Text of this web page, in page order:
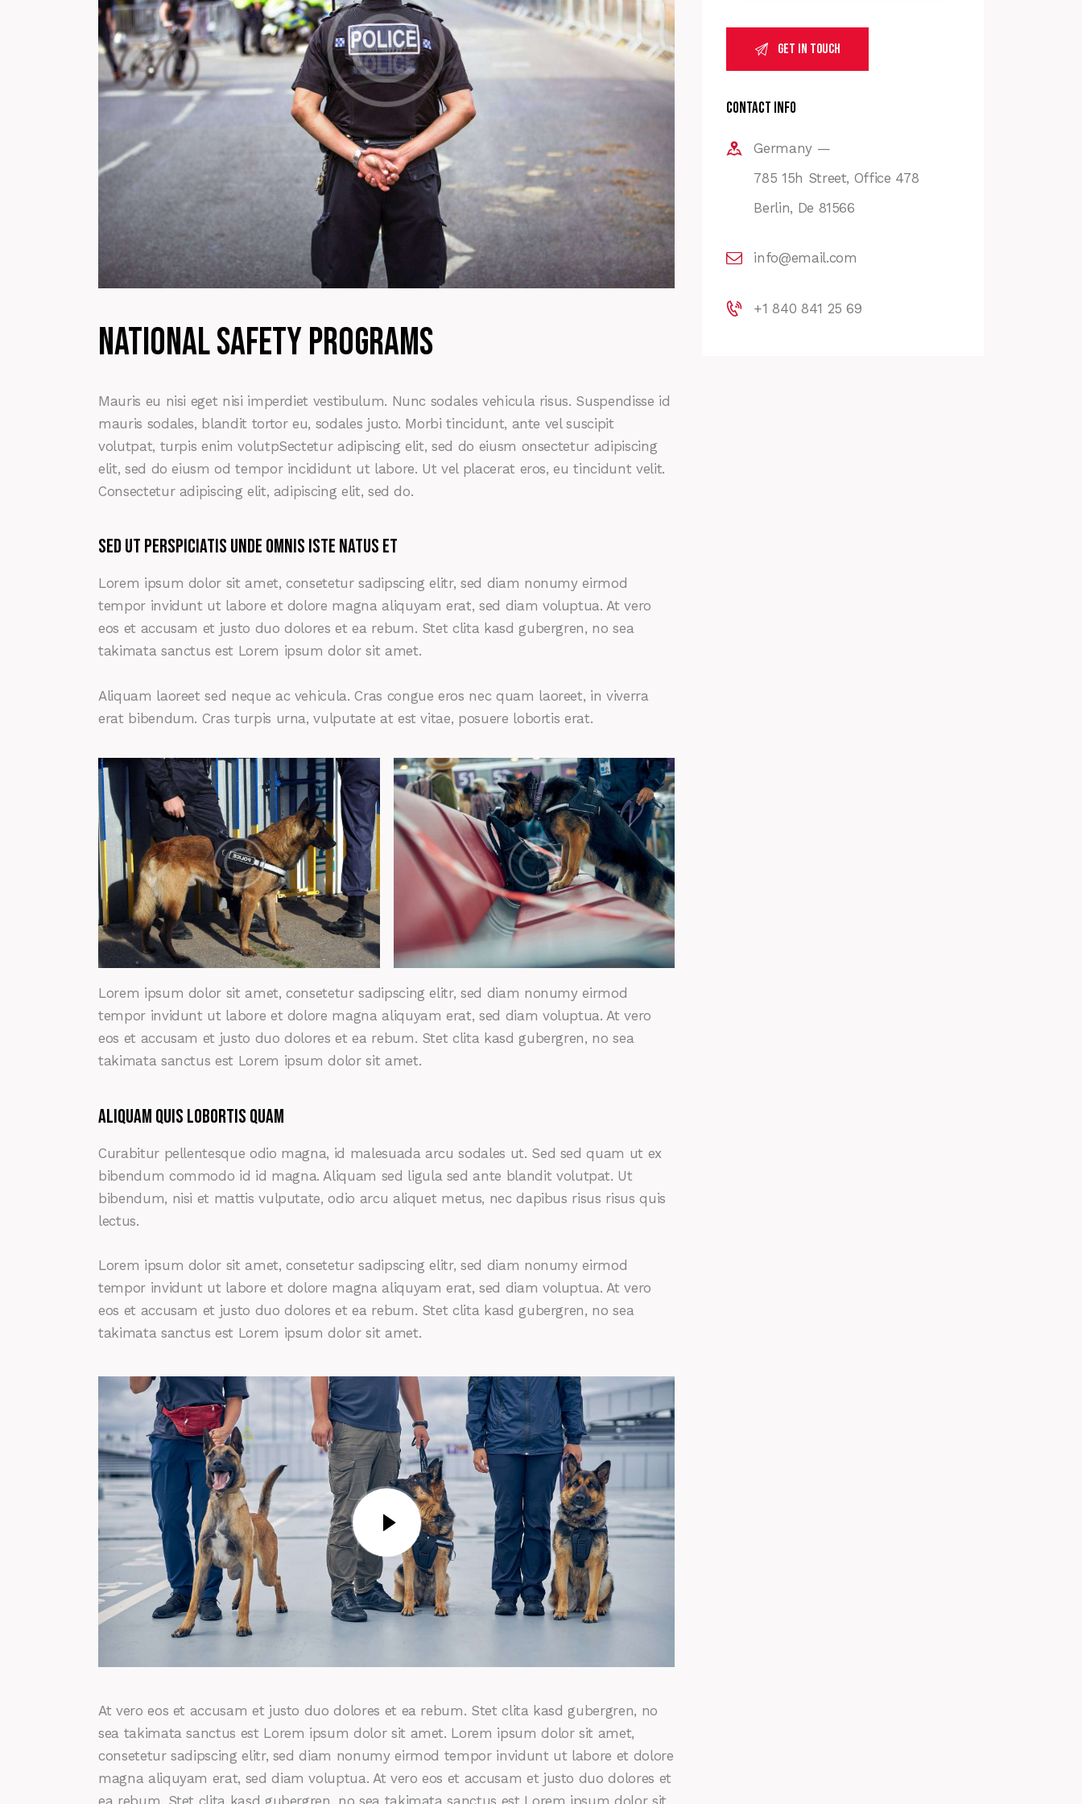
National Safety Programs
Mauris eu nisi eget nisi imperdiet vestibulum. Nunc sodales vehicula risus. Suspendisse id
mauris sodales, blandit tortor eu, sodales justo. Morbi tincidunt, ante vel suscipit
volutpat, turpis enim volutpSectetur adipiscing elit, sed do eiusm onsectetur adipiscing
elit, sed do eiusm od tempor incididunt ut labore. Ut vel placerat eros, eu tincidunt velit.
Consectetur adipiscing elit, adipiscing elit, sed do.
Sed ut perspiciatis unde omnis iste natus et
Lorem ipsum dolor sit amet, consetetur sadipscing elitr, sed diam nonumy eirmod
tempor invidunt ut labore et dolore magna aliquyam erat, sed diam voluptua. At vero
eos et accusam et justo duo dolores et ea rebum. Stet clita kasd gubergren, no sea
takimata sanctus est Lorem ipsum dolor sit amet.
Aliquam laoreet sed neque ac vehicula. Cras congue eros nec quam laoreet, in viverra
erat bibendum. Cras turpis urna, vulputate at est vitae, posuere lobortis erat.
Lorem ipsum dolor sit amet, consetetur sadipscing elitr, sed diam nonumy eirmod
tempor invidunt ut labore et dolore magna aliquyam erat, sed diam voluptua. At vero
eos et accusam et justo duo dolores et ea rebum. Stet clita kasd gubergren, no sea
takimata sanctus est Lorem ipsum dolor sit amet.
Aliquam quis lobortis quam
Curabitur pellentesque odio magna, id malesuada arcu sodales ut. Sed sed quam ut ex
bibendum commodo id id magna. Aliquam sed ligula sed ante blandit volutpat. Ut
bibendum, nisi et mattis vulputate, odio arcu aliquet metus, nec dapibus risus risus quis
lectus.
Lorem ipsum dolor sit amet, consetetur sadipscing elitr, sed diam nonumy eirmod
tempor invidunt ut labore et dolore magna aliquyam erat, sed diam voluptua. At vero
eos et accusam et justo duo dolores et ea rebum. Stet clita kasd gubergren, no sea
takimata sanctus est Lorem ipsum dolor sit amet.
At vero eos et accusam et justo duo dolores et ea rebum. Stet clita kasd gubergren, no
sea takimata sanctus est Lorem ipsum dolor sit amet. Lorem ipsum dolor sit amet,
consetetur sadipscing elitr, sed diam nonumy eirmod tempor invidunt ut labore et dolore
magna aliquyam erat, sed diam voluptua. At vero eos et accusam et justo duo dolores et
Contact Info
Germany —
785 15h Street, Office 478
Berlin, De 81566
info@email.com
+1 840 841 25 69